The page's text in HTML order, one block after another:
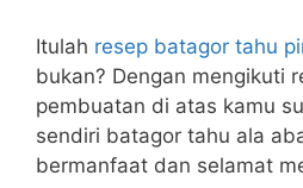
Itulah resep batagor tahu
bukan? Dengan mengikuti
pembuatan di atas kamu
sendiri batagor tahu ala
bermanfaat dan selamat